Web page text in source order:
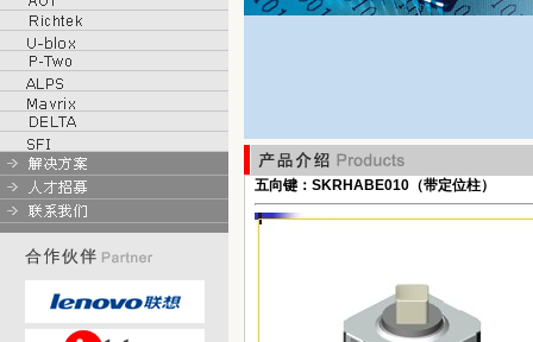
五向键：SKRHABE010（带定位柱）